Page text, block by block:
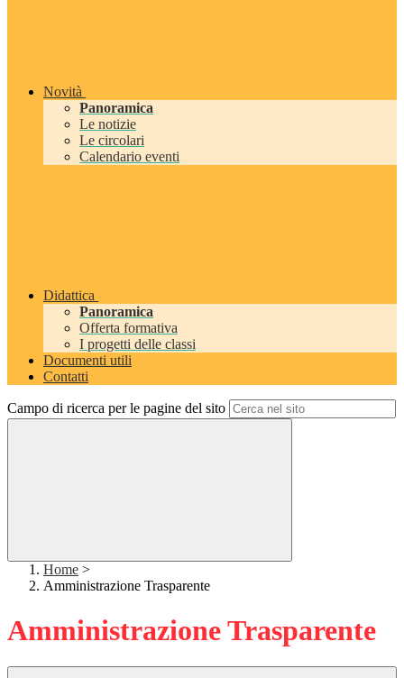
Novità
Panoramica
Le notizie
Le circolari
Calendario eventi
Didattica
Panoramica
Offerta formativa
I progetti delle classi
Documenti utili
Contatti
Campo di ricerca per le pagine del sito
Home >
Amministrazione Trasparente
Amministrazione Trasparente